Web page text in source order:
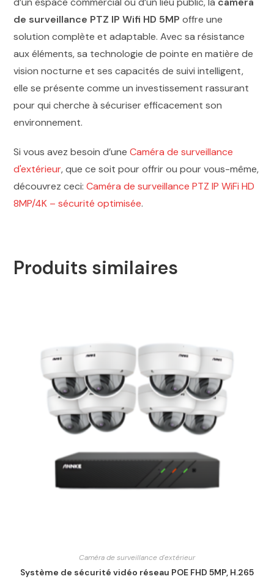
de surveillance PTZ IP Wifi HD 5MP offre une
solution complète et adaptable. Avec sa résistance
aux éléments, sa technologie de pointe en matière de
vision nocturne et ses capacités de suivi intelligent,
elle se présente comme un investissement rassurant
pour qui cherche à sécuriser efficacement son
environnement.
Si vous avez besoin d’uneCaméra de surveillance
d'extérieur, que ce soit pour offrir ou pour vous-même,
découvrez ceci:Caméra de surveillance PTZ IP WiFi HD
8MP/4K – sécurité optimisée.
Produits similaires
Caméra de surveillance d'extérieur
Système de sécurité vidéo réseau POE FHD 5MP, H.265